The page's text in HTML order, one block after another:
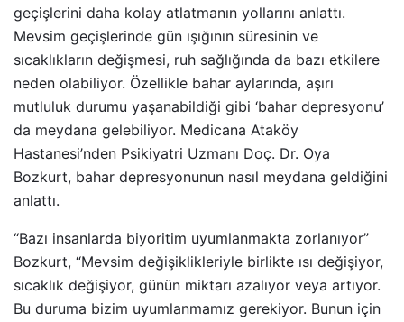
geçişlerini daha kolay atlatmanın yollarını anlattı.
Mevsim geçişlerinde gün ışığının süresinin ve
sıcaklıkların değişmesi, ruh sağlığında da bazı etkilere
neden olabiliyor. Özellikle bahar aylarında, aşırı
mutluluk durumu yaşanabildiği gibi ‘bahar depresyonu’
da meydana gelebiliyor. Medicana Ataköy
Hastanesi’nden Psikiyatri Uzmanı Doç. Dr. Oya
Bozkurt, bahar depresyonunun nasıl meydana geldiğini
anlattı.
“Bazı insanlarda biyoritim uyumlanmakta zorlanıyor”
Bozkurt, “Mevsim değişiklikleriyle birlikte ısı değişiyor,
sıcaklık değişiyor, günün miktarı azalıyor veya artıyor.
Bu duruma bizim uyumlanmamız gerekiyor. Bunun için